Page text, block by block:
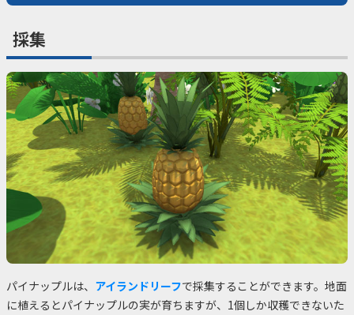
採集
パイナップルは、 アイランドリーフで採集することができます。地面
に植えるとパイナップルの実が育ちますが、1個しか収穫できないた